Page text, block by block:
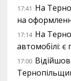
17:41 На
на
17:14 На
автомобілі: є
17:00 Відійшов